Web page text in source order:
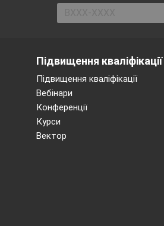
Підвищення кваліфікації
Підвищення кваліфікації
Вебінари
Конференції
Курси
Вектор